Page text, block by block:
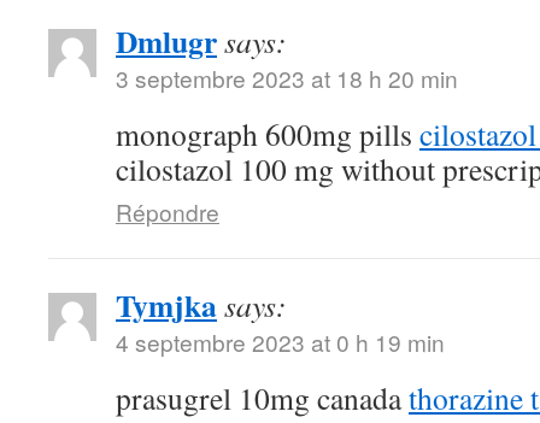
Dmlugrsays:
3 septembre 2023 at 18 h 20 min
monograph 600mg pills
cilostazol 100 mg without
Répondre
Tymjkasays:
4 septembre 2023 at 0 h 19 min
prasugrel 10mg canadathorazine